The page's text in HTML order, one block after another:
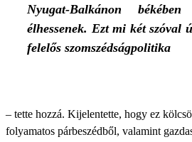
Nyugat-Balkánon
élhessenek. Ezt mi két szóval
felelős szomszédságpolitika
– tette hozzá. Kijelentette, hogy ez
folyamatos párbeszédből, valamint